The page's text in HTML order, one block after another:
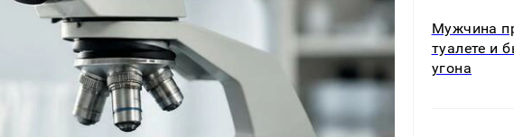
Мужчина
туалете и
угона